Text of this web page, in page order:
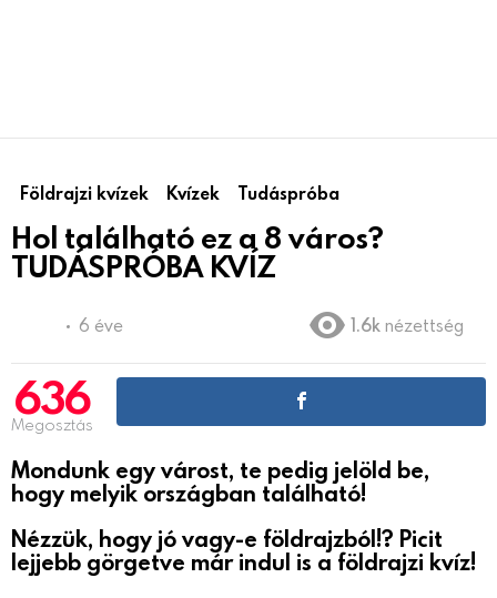
Földrajzi kvízek Kvízek Tudáspróba
Hol található ez a 8 város?
TUDÁSPRÓBA KVÍZ
6 éve 1.6k nézettség
636
Megosztás
Mondunk egy várost, te pedig jelöld be,
hogy melyik országban található!
Nézzük, hogy jó vagy-e földrajzból!? Picit
lejjebb görgetve már indul is a földrajzi kvíz!